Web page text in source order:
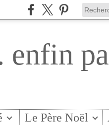
Le Père Noël